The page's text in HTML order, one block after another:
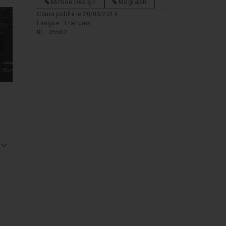
Motion Design
Mograph
Cours publié le 28/03/2014
Langue : Français
ID : 45582